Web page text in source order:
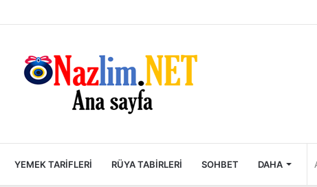
YEMEK TARIFLERI RÜYA TABIRLERI SOHBET DAHA